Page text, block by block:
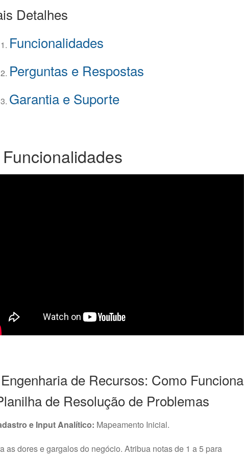
Detalhes
Funcionalidades
Perguntas e Respostas
Garantia e Suporte
de Recursos: Como Funciona
de Resolução de Problemas
e Input Analítico: Mapeamento Inicial.
as dores e gargalos do negócio. Atribua notas de 1 a 5 para